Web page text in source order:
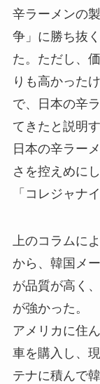
辛ラーメンの
争」に勝ち抜
た。ただし、
りも高かった
で、日本の辛
てきたと説明す
日本の辛ラー
さを控えめに
「コレジャナ
上のコラムに
から、韓国メ
が品質が高く
が強かった。
アメリカに住
車を購入し、
テナに積んで